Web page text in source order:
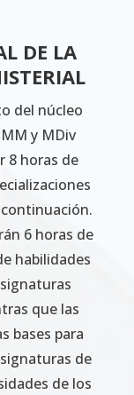
DE LA
del núcleo
y MDiv
8 horas de
6 horas de
habilidades
que las
bases para
de
de los